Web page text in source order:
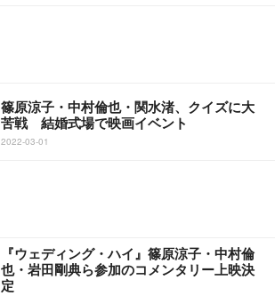
篠原涼子・中村倫也・関水渚、クイズに大
苦戦 結婚式場で映画イベント
2022-03-01
『ウェディング・ハイ』篠原涼子・中村倫
也・岩田剛典ら参加のコメンタリー上映決
定